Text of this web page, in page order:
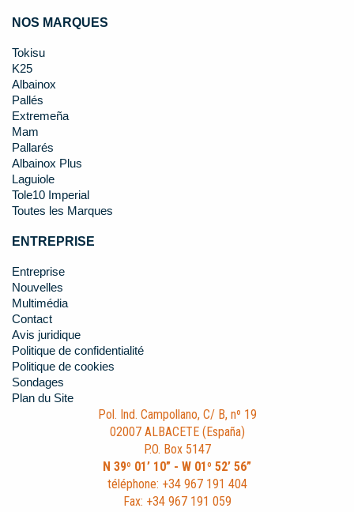
NOS MARQUES
Tokisu
K25
Albainox
Pallés
Extremeña
Mam
Pallarés
Albainox Plus
Laguiole
Tole10 Imperial
Toutes les Marques
ENTREPRISE
Entreprise
Nouvelles
Multimédia
Contact
Avis juridique
Politique de confidentialité
Politique de cookies
Sondages
Plan du Site
Pol. Ind. Campollano, C/ B, nº 19
02007 ALBACETE (España)
P.O. Box 5147
N 39º 01’ 10” - W 01º 52’ 56”
téléphone: +34 967 191 404
Fax: +34 967 191 059